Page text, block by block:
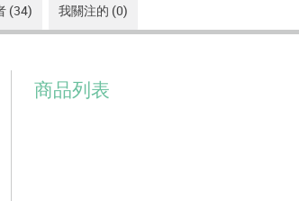
(34) 我關注的 (0)
商品列表